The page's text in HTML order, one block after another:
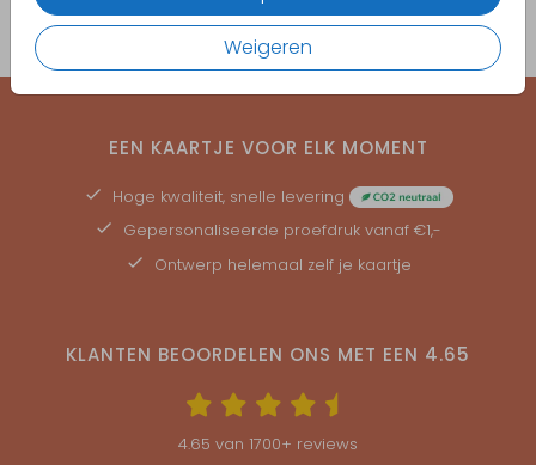
Weigeren
EEN KAARTJE VOOR ELK MOMENT
Hoge kwaliteit, snelle levering
Gepersonaliseerde proefdruk vanaf €1,-
Ontwerp helemaal zelf je kaartje
KLANTEN BEOORDELEN ONS MET EEN 4.65
4.65 van 1700+ reviews